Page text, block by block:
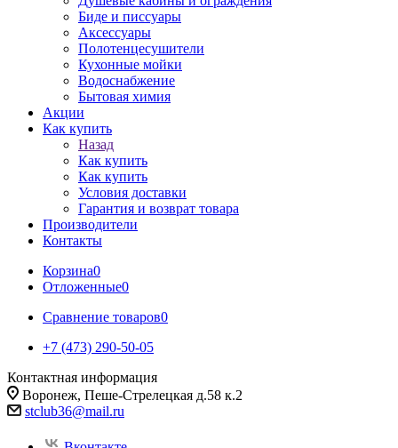
Биде и писсуары
Аксессуары
Полотенцесушители
Кухонные мойки
Водоснабжение
Бытовая химия
Акции
Как купить
Назад
Как купить
Как купить
Условия доставки
Гарантия и возврат товара
Производители
Контакты
Корзина0
Отложенные0
Сравнение товаров0
+7 (473) 290-50-05
Контактная информация
Воронеж, Пеше-Стрелецкая д.58 к.2
stclub36@mail.ru